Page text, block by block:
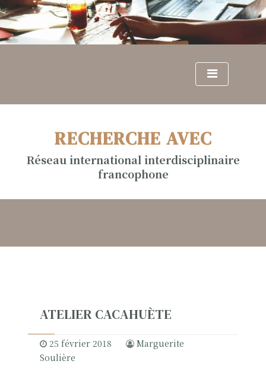
S
k
i
o
RECHERCHE AVEC
Réseau international interdisciplinaire
francophone
ATELIER CACAHUÈTE
25 février 2018
Marguerite
Soulière